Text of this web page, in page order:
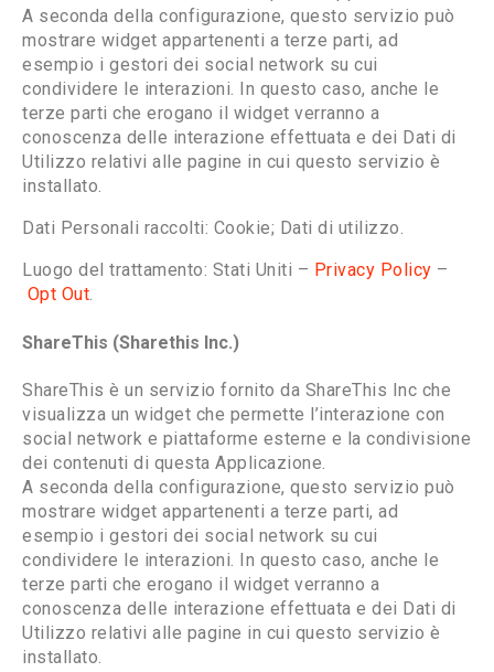
A seconda della configurazione, questo servizio può
mostrare widget appartenenti a terze parti, ad
esempio i gestori dei social network su cui
condividere le interazioni. In questo caso, anche le
terze parti che erogano il widget verranno a
conoscenza delle interazione effettuata e dei Dati di
Utilizzo relativi alle pagine in cui questo servizio è
installato.
Dati Personali raccolti: Cookie; Dati di utilizzo.
Luogo del trattamento: Stati Uniti – Privacy Policy –
Opt Out.
ShareThis (Sharethis Inc.)
ShareThis è un servizio fornito da ShareThis Inc che
visualizza un widget che permette l’interazione con
social network e piattaforme esterne e la condivisione
dei contenuti di questa Applicazione.
A seconda della configurazione, questo servizio può
mostrare widget appartenenti a terze parti, ad
esempio i gestori dei social network su cui
condividere le interazioni. In questo caso, anche le
terze parti che erogano il widget verranno a
conoscenza delle interazione effettuata e dei Dati di
Utilizzo relativi alle pagine in cui questo servizio è
installato.